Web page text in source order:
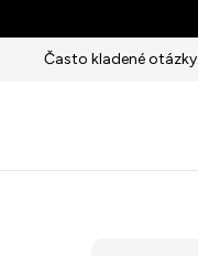
na
obsahČasto kladené otázky